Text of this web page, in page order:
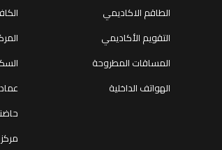
الطاقم الاكاديمي
التقويم الأكاديمي
المساقات المطروحة
الهواتف الداخلية